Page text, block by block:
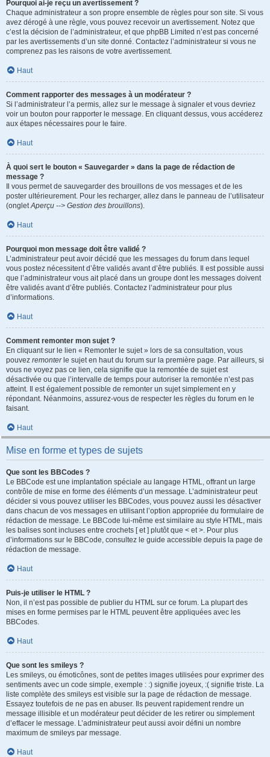
Pourquoi ai-je reçu un avertissement ?
Chaque administrateur a son propre ensemble de règles pour son site. Si vous
avez dérogé à une règle, vous pouvez recevoir un avertissement. Notez que
c’est la décision de l’administrateur, et que phpBB Limited n’est pas concerné
par les avertissements d’un site donné. Contactez l’administrateur si vous ne
comprenez pas les raisons de votre avertissement.
Haut
Comment rapporter des messages à un modérateur ?
Si l’administrateur l’a permis, allez sur le message à signaler et vous devriez
voir un bouton pour rapporter le message. En cliquant dessus, vous accéderez
aux étapes nécessaires pour le faire.
Haut
À quoi sert le bouton « Sauvegarder » dans la page de rédaction de
message ?
Il vous permet de sauvegarder des brouillons de vos messages et de les
poster ultérieurement. Pour les recharger, allez dans le panneau de l’utilisateur
(ongletAperçu --> Gestion des brouillons).
Haut
Pourquoi mon message doit être validé ?
L’administrateur peut avoir décidé que les messages du forum dans lequel
vous postez nécessitent d’être validés avant d’être publiés. Il est possible aussi
que l’administrateur vous ait placé dans un groupe dont les messages doivent
être validés avant d’être publiés. Contactez l’administrateur pour plus
d’informations.
Haut
Comment remonter mon sujet ?
En cliquant sur le lien « Remonter le sujet » lors de sa consultation, vous
pouvez remonterle sujet en haut du forum sur la première page. Par ailleurs, si
vous ne voyez pas ce lien, cela signifie que la remontée de sujet est
désactivée ou que l’intervalle de temps pour autoriser la remontée n’est pas
atteint. Il est également possible de remonter un sujet simplement en y
répondant. Néanmoins, assurez-vous de respecter les règles du forum en le
faisant.
Haut
Mise en forme et types de sujets
Que sont les BBCodes ?
Le BBCode est une implantation spéciale au langage HTML, offrant un large
contrôle de mise en forme des éléments d’un message. L’administrateur peut
décider si vous pouvez utiliser les BBCodes, vous pouvez aussi les désactiver
dans chacun de vos messages en utilisant l’option appropriée du formulaire de
rédaction de message. Le BBCode lui-même est similaire au style HTML, mais
les balises sont incluses entre crochets [ et ] plutôt que < et >. Pour plus
d’informations sur le BBCode, consultez le guide accessible depuis la page de
rédaction de message.
Haut
Puis-je utiliser le HTML ?
Non, il n’est pas possible de publier du HTML sur ce forum. La plupart des
mises en forme permises par le HTML peuvent être appliquées avec les
BBCodes.
Haut
Que sont les smileys ?
Les smileys, ou émoticônes, sont de petites images utilisées pour exprimer des
sentiments avec un code simple, exemple : :) signifie joyeux, :( signifie triste. La
liste complète des smileys est visible sur la page de rédaction de message.
Essayez toutefois de ne pas en abuser. Ils peuvent rapidement rendre un
message illisible et un modérateur peut décider de les retirer ou simplement
d’effacer le message. L’administrateur peut aussi avoir défini un nombre
maximum de smileys par message.
Haut